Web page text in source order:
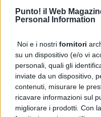
Punto! il Web
Personal Information
Noi e i nostri fornitori
su un dispositivo (e/o vi
personali, quali gli
inviate da un dispositivo,
contenuti, misurare le
ricavare informazioni sul
migliorare i prodotti. Con
Cercola, CDU contro la
Ischia, aggredisce la
48enne
Future banconote euro:
della BCE